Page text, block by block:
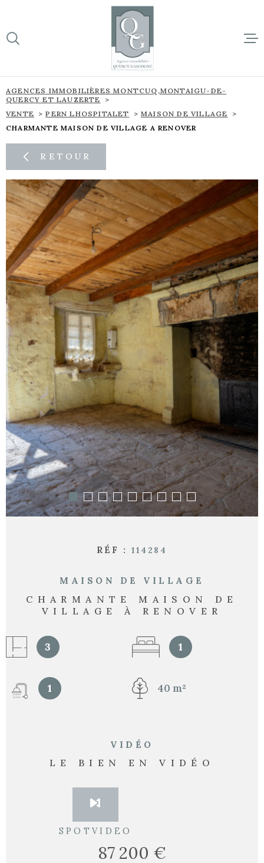
lamenu
contenu
BIENS À
L'ÉQUIPE
CONTACT
AGENCES IMMOBILIÈRES MONTCUQ,MONTAIGU-DE-
QUERCY ET LAUZERTE
VENTE
PERN LHOSPITALET
MAISON DE VILLAGE
CHARMANTE MAISON DE VILLAGE A RENOVER
RETOUR
RÉF :114284
MAISON DE VILLAGE
CHARMANTE MAISON DE
VILLAGE À RENOVER
3 1
1 40 m²
VIDÉO
LE BIEN EN VIDÉO
SPOTVIDEO
87 200 €
VOTRE
RECHERCHE
D'OFFRE
VENTE
VILLE
Budget
BUDGET
RECHERCHER